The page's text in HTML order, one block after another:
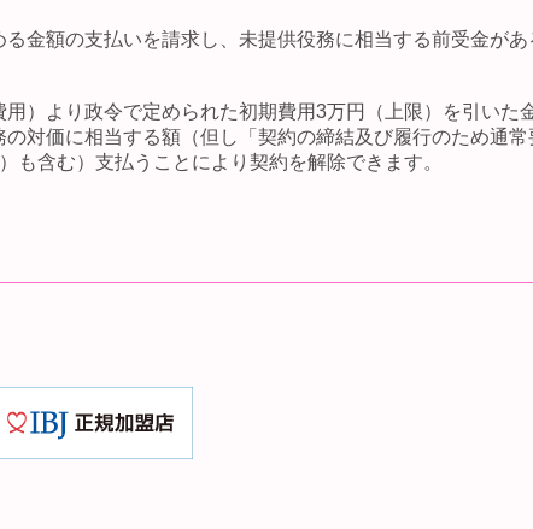
金額の支払いを請求し、未提供役務に相当する前受金が
）より政令で定められた初期費用3万円（上限）を引いた
対価に相当する額（但し「契約の締結及び履行のため通
も含む）支払うことにより契約を解除できます。